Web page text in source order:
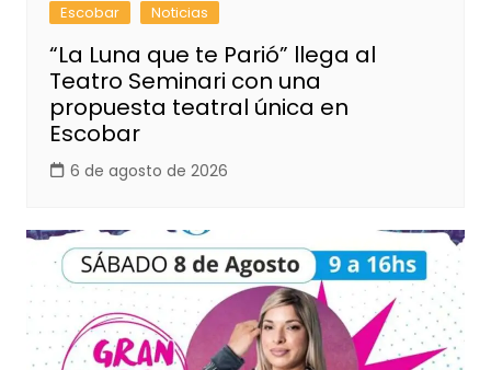
Escobar Noticias
“La Luna que te Parió” llega al
Teatro Seminari con una
propuesta teatral única en
Escobar
6 de agosto de 2026